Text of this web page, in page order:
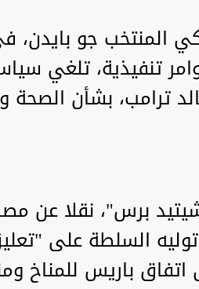
المنتخب جو
تنفيذية، تلغي
ترامب، بشأن الصحة
برس"، نقلا عن
السلطة على
اتفاق باريس للمناخ